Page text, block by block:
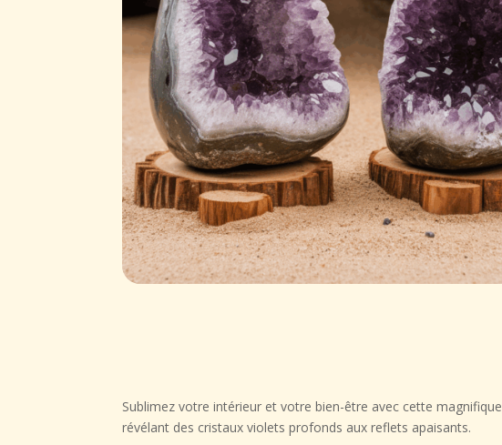
Sublimez votre intérieur et votre bien-être avec cette magnifique
révélant des cristaux violets profonds aux reflets apaisants.